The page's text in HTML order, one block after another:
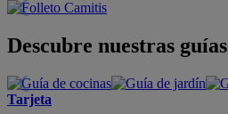
Descubre nuestras guías
Tarjeta